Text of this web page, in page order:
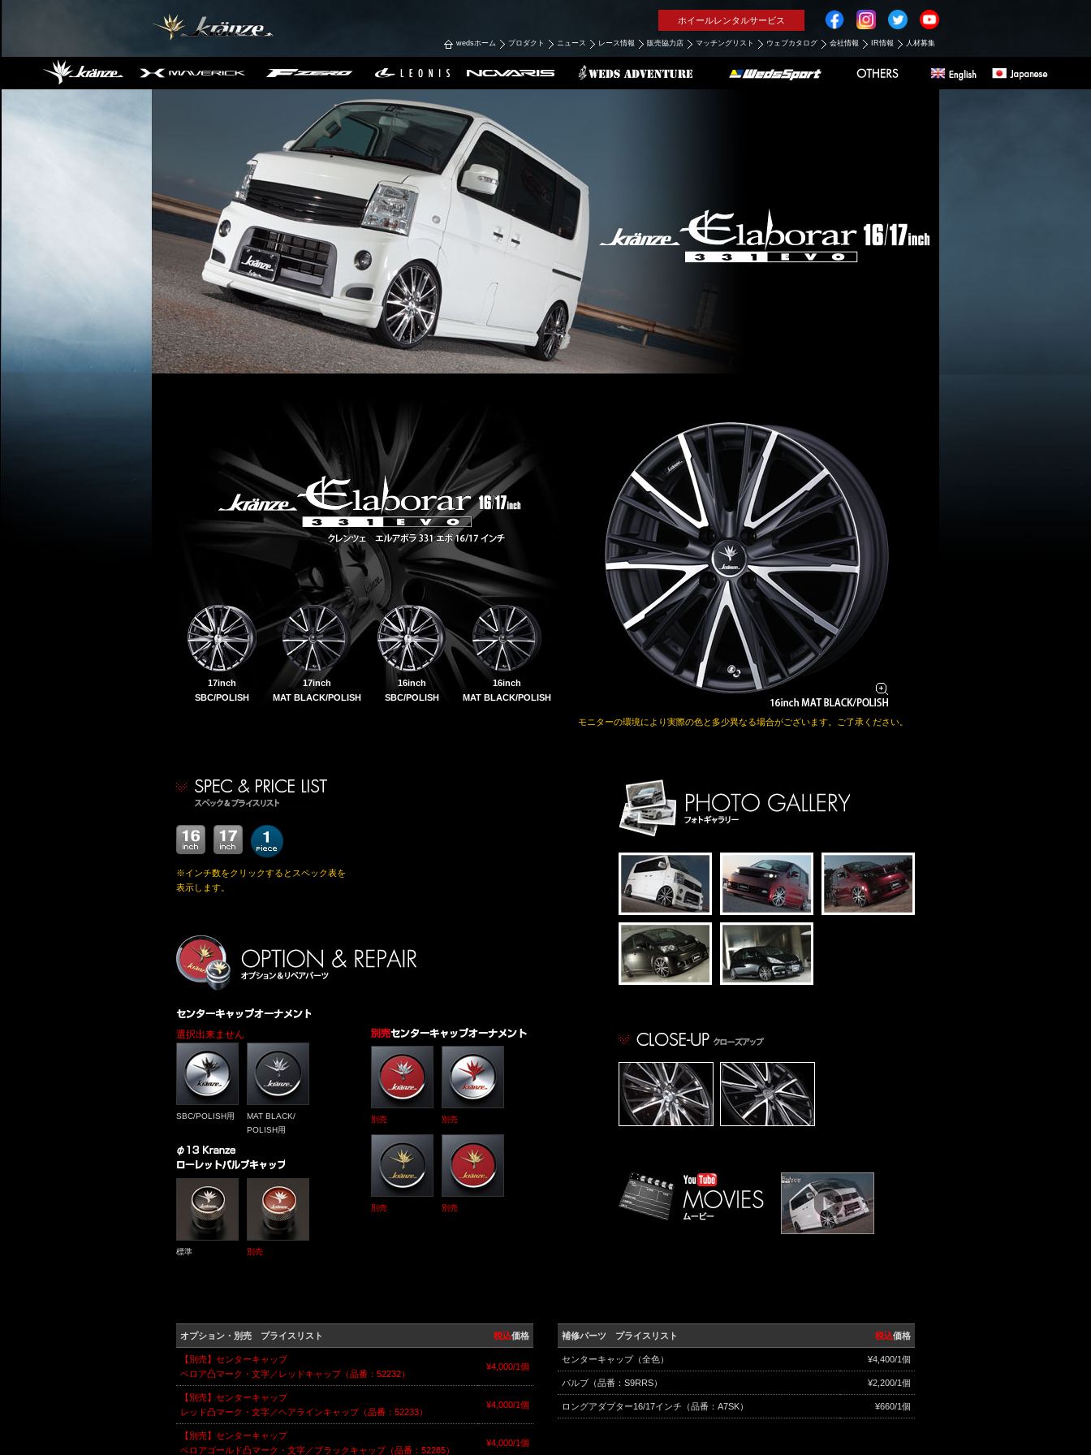
ホイールレンタルサービス
wedsホーム プロダクト ニュース レース情報 販売協力店 マッチングリスト ウェブカタログ 会社情報 IR情報 人材募集
17inch
SBC/POLISH
17inch
MAT BLACK/POLISH
16inch
SBC/POLISH
16inch
MAT BLACK/POLISH
モニターの環境により実際の色と多少異なる場合がございます。ご了承ください。
※インチ数をクリックするとスペック表を
表示します。
選択出来ません
SBC/POLISH用
MAT BLACK/
POLISH用
標準 別売
別売 別売
別売 別売
オプション・別売 プライスリスト 税込価格
【別売】センターキャップ
ベロア凸マーク・文字／レッドキャップ（品番：52232）
¥4,000/1個
【別売】センターキャップ
レッド凸マーク・文字／ヘアラインキャップ（品番：52233）
¥4,000/1個
【別売】センターキャップ
ベロアゴールド凸マーク・文字／ブラックキャップ（品番：52285）
¥4,000/1個
補修パーツ プライスリスト 税込価格
センターキャップ（全色） ¥4,400/1個
バルブ（品番：S9RRS） ¥2,200/1個
ロングアダプター16/17インチ（品番：A7SK） ¥660/1個